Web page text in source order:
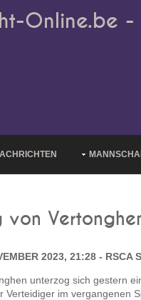
Online.be -
von
2023, 21:28 - RSCA
unterzog sich gestern
Verteidiger im vergangenen